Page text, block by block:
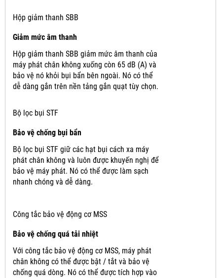
Hộp giảm thanh SBB
Giảm mức âm thanh
Hộp giảm thanh SBB giảm mức âm thanh của
máy phát chân không xuống còn 65 dB (A) và
bảo vệ nó khỏi bụi bẩn bên ngoài. Nó có thể
dễ dàng gắn trên nền tảng gắn quạt tùy chọn.
Bộ lọc bụi STF
Bảo vệ chống bụi bẩn
Bộ lọc bụi STF giữ các hạt bụi cách xa máy
phát chân không và luôn được khuyến nghị để
bảo vệ máy phát. Nó có thể được làm sạch
nhanh chóng và dễ dàng.
Công tắc bảo vệ động cơ MSS
Bảo vệ chống quá tải nhiệt
Với công tắc bảo vệ động cơ MSS, máy phát
chân không có thể được bật / tắt và bảo vệ
chống quá dòng. Nó có thể được tích hợp vào